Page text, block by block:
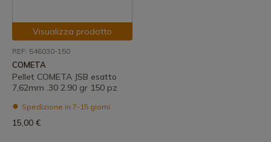
Visualizza prodotto
REF: 546030-150
COMETA
Pellet COMETA JSB esatto
7,62mm .30 2.90 gr 150 pz
Spedizione in 7-15 giorni
15,00 €